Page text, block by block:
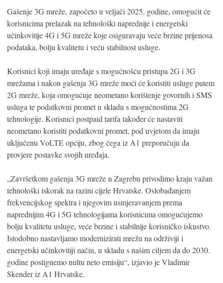
Gašenje 3G mreže, započeto u veljači 2025. godine, omogućit će
korisnicima prelazak na tehnološki naprednije i energetski
učinkovitije 4G i 5G mreže koje osiguravaju veće brzine prijenosa
podataka, bolju kvalitetu i veću stabilnost usluge.
Korisnici koji imaju uređaje s mogućnošću pristupa 2G i 3G
mrežama i nakon gašenja 3G mreže moći će koristiti usluge putem
2G mreže, koja omogućuje neometano korištenje govornih i SMS
usluga te podatkovni promet u skladu s mogućnostima 2G
tehnologije. Korisnici postpaid tarifa također će nastaviti
neometano koristiti podatkovni promet, pod uvjetom da imaju
uključenu VoLTE opciju, zbog čega iz A1 preporučuju da
provjere postavke svojih uređaja.
„Završetkom gašenja 3G mreže u Zagrebu privodimo kraju važan
tehnološki iskorak na razini cijele Hrvatske. Oslobađanjem
frekvencijskog spektra i njegovim usmjeravanjem prema
naprednijim 4G i 5G tehnologijama korisnicima omogućujemo
bolju kvalitetu usluge, veće brzine i stabilnije korisničko iskustvo.
Istodobno nastavljamo modernizirati mrežu na održiviji i
energetski učinkovitiji način, u skladu s našim ciljem da do 2030.
godine postignemo nultu neto emisiju“, izjavio je Vladimir
Skender iz A1 Hrvatske.